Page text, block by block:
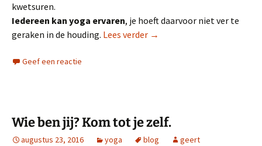
kwetsuren.
Iedereen kan yoga ervaren, je hoeft daarvoor niet ver te
geraken in de houding. Lees verder Hoe ver je geraakt heeft
→
Geef een reactie
Wie ben jij? Kom tot je zelf.
augustus 23, 2016 yoga blog
geert